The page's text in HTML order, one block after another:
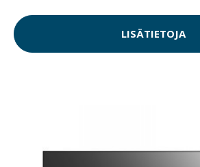
LISÄTIETOJA